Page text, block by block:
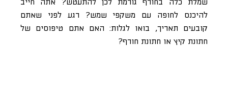
שמלת כלה בחורף גורמת לכן להתעטש? אתה חייב
להיכנס לחופה עם משקפי שמש? רגע לפני שאתם
קובעים תאריך, בואו לגלות: האם אתם טיפוסים של
חתונת קיץ או חתונת חורף?